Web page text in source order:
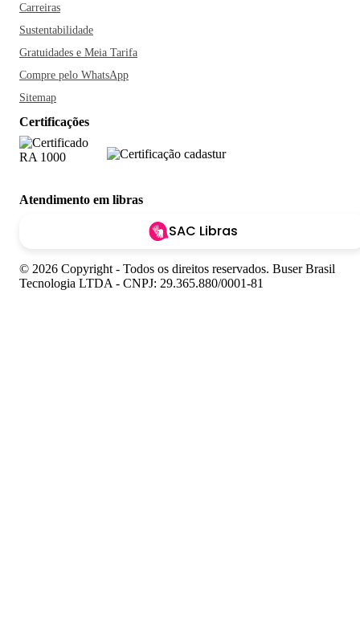
Carreiras
Sustentabilidade
Gratuidades e Meia Tarifa
Compre pelo WhatsApp
Sitemap
Certificações
Atendimento em libras
SAC Libras
© 2026 Copyright - Todos os direitos reservados. Buser Brasil
Tecnologia LTDA - CNPJ: 29.365.880/0001-81